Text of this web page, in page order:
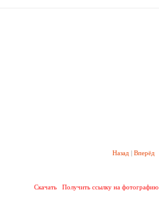
Назад | Вперёд
Скачать Получить ссылку на фотографию